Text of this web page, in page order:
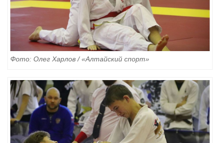
Фото: Олег Харлов / «Алтайский спорт»